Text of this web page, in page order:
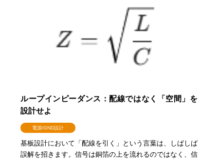
ループインピーダンス：配線ではなく「空間」を
設計せよ
電源/GND設計
基板設計において「配線を引く」という言葉は、しばしば
誤解を招きます。信号は銅箔の上を流れるのではなく、信